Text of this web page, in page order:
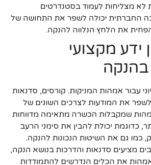
מצליחות לעמוד בסטנדרטים
החברתית יכולה לשפר את התחושה של
את הלחץ הנלווה להנקה.
ידע מקצועי
עבור אמהות המניקות. קורסים, סדנאות
לשפר את המודעות לצרכים השונים של
שמקבלות הכשרה מתאימה מדווחות
כדוגמת יכולת להבין את סימני הרעב
כמו גם את השיטות הנכונות להנקה.
מציעים סדנאות והדרכות בנושא הנקה,
את הכלים הנדרשים להתמודדות